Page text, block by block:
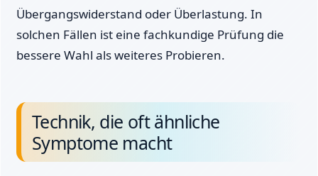
Übergangswiderstand oder Überlastung. In
solchen Fällen ist eine fachkundige Prüfung die
bessere Wahl als weiteres Probieren.
Technik, die oft ähnliche
Symptome macht